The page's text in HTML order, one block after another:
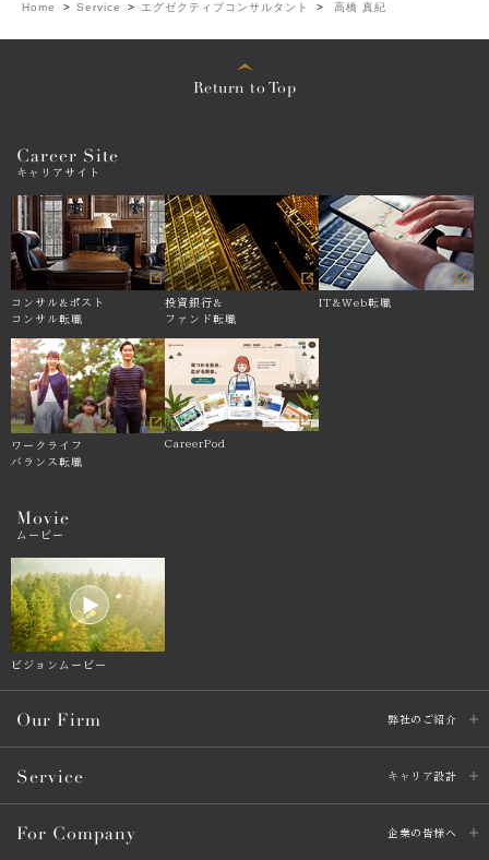
Home > Service > エグゼクティブコンサルタント > 高橋 真紀
Return to Top
Career Site
キャリアサイト
コンサル& ポスト
コンサル転職
投資銀行&
ファンド転職
IT&Web転職
ワークライフ
バランス転職
CareerPod
Movie
ムービー
ビジョンムービー
Our Firm 弊社のご紹介
Service キャリア設計
For Company 企業の皆様へ